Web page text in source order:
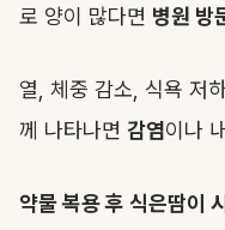
로 양이 많다면 병원 방
열, 체중 감소, 식욕 저
께 나타나면 감염이나
약물 복용 후 식은땀이